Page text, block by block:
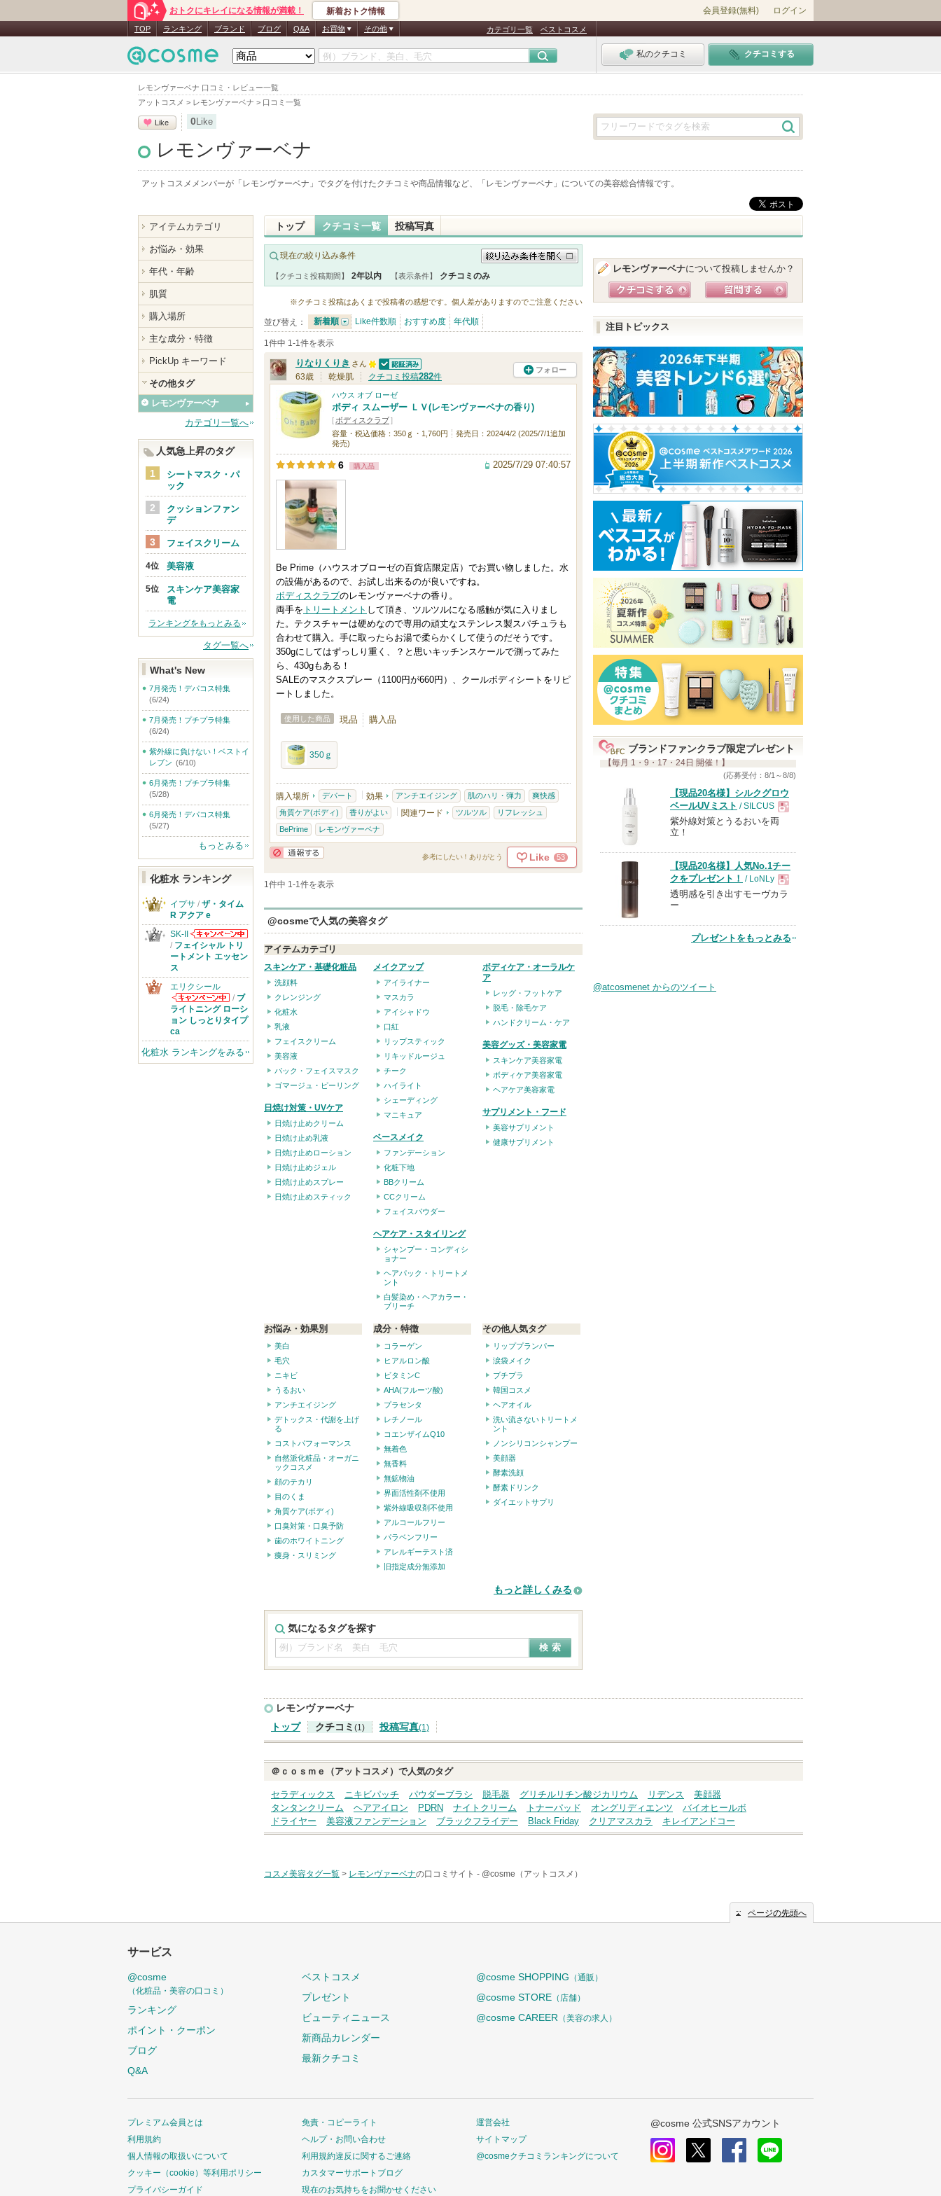
レモンヴァーベナ 口コミ・レビュー一覧
アットコスメ > レモンヴァーベナ > 口コミ一覧
おトクにキレイになる情報が満載！ 新着おトク情報 会員登録(無料) ログイン
TOP ランキング ブランド ブログ Q&A お買物 その他 カテゴリ一覧 ベストコスメ
私のクチコミ クチコミする
Like 0Like
レモンヴァーベナ
アットコスメメンバーが「 レモンヴァーベナ 」でタグを付けたクチコミや商品情報など、「 レモンヴァーベナ 」についての美容総合情報です。
トップ クチコミ一覧 投稿写真
現在の絞り込み条件
絞り込み条件を開く
【クチコミ投稿期間】 2年以内 【表示条件】 クチコミのみ
※クチコミ投稿はあくまで投稿者の感想です。個人差がありますのでご注意ください
並び替え： 新着順 Like件数順 おすすめ度 年代順
1件中 1-1件を表示
りなりくりき さん
1
0
0
人
上
に
お
気
に
入
さ
ま
す
認証済
63歳 乾燥肌 クチコミ投稿282件
フォロー
ハウス オブ ローゼ
ボディ スムーザー ＬＶ(レモンヴァーベナの香り)
[ ボディスクラブ]
容量・税込価格：350ｇ・1,760円
発売日：2024/4/2 (2025/7/1追加
発売)
6 購入品 2025/7/29 07:40:57
Be Prime（ハウスオブローゼの百貨店限定店）でお買い物しました。水
の設備があるので、お試し出来るのが良いですね。
ボディスクラブのレモンヴァーベナの香り。
両手を トリートメント して頂き、ツルツルになる感触が気に入りまし
た。テクスチャーは硬めなので専用の頑丈なステンレス製スパチュラも
合わせて購入。手に取ったらお湯で柔らかくして使うのだそうです。
350gにしてはずっしり重く、？と思いキッチンスケールで測ってみた
ら、430gもある！
SALEのマスクスプレー（1100円が660円）、クールボディシートをリピ
ートしました。
使用した商品 現品 購入品
350ｇ
購入場所 デパート 効果 アンチエイジング 肌のハリ・弾力
爽快感
角質ケア(ボディ)
香りがよい 関連ワード ツルツル
リフレッシュ
BePrime
レモンヴァーベナ
参考にしたい！ありがとう Like 53
1件中 1-1件を表示
@cosmeで人気の美容タグ
アイテムカテゴリ
スキンケア・基礎化粧品
洗顔料
クレンジング
化粧水
乳液
フェイスクリーム
美容液
パック・フェイスマスク
ゴマージュ・ピーリング
日焼け対策・UVケア
日焼け止めクリーム
日焼け止め乳液
日焼け止めローション
日焼け止めジェル
日焼け止めスプレー
日焼け止めスティック
メイクアップ
アイライナー
マスカラ
アイシャドウ
口紅
リップスティック
リキッドルージュ
チーク
ハイライト
シェーディング
マニキュア
ベースメイク
ファンデーション
化粧下地
BBクリーム
CCクリーム
フェイスパウダー
ヘアケア・スタイリング
シャンプー・コンディシ
ョナー
ヘアパック・トリートメ
ント
白髪染め・ヘアカラー・
ブリーチ
ボディケア・オーラルケ
ア
レッグ・フットケア
脱毛・除毛ケア
ハンドクリーム・ケア
美容グッズ・美容家電
スキンケア美容家電
ボディケア美容家電
ヘアケア美容家電
サプリメント・フード
美容サプリメント
健康サプリメント
お悩み・効果別
美白
毛穴
ニキビ
うるおい
アンチエイジング
デトックス・代謝を上げ
る
コストパフォーマンス
自然派化粧品・オーガニ
ックコスメ
顔のテカリ
目のくま
角質ケア(ボディ)
口臭対策・口臭予防
歯のホワイトニング
痩身・スリミング
成分・特徴
コラーゲン
ヒアルロン酸
ビタミンC
AHA(フルーツ酸)
プラセンタ
レチノール
コエンザイムQ10
無着色
無香料
無鉱物油
界面活性剤不使用
紫外線吸収剤不使用
アルコールフリー
パラベンフリー
アレルギーテスト済
旧指定成分無添加
その他人気タグ
リッププランパー
涙袋メイク
プチプラ
韓国コスメ
ヘアオイル
洗い流さないトリートメ
ント
ノンシリコンシャンプー
美顔器
酵素洗顔
酵素ドリンク
ダイエットサプリ
もっと詳しくみる
気になるタグを探す
レモンヴァーベナについて投稿しませんか？
注目トピックス
ブランドファンクラブ限定プレゼント
【毎月 1・9・17・24日 開催！】
(応募受付：8/1～8/8)
【現品20名様】シルクグロウ
ベールUVミスト / SILCUS
現
品
紫外線対策とうるおいを両
立！
【現品20名様】人気No.1チー
クをプレゼント！ / LoNLy
現
品
透明感を引き出すモーヴカラ
ー
プレゼントをもっとみる
@atcosmenet からのツイート
レモンヴァーベナ
トップ
クチコミ (1) 投稿写真(1)
＠ｃｏｓｍｅ（アットコスメ）で人気のタグ
セラディックス ニキビパッチ パウダーブラシ 脱毛器 グリチルリチン酸ジカリウム リデンス
美顔器
タンタンクリーム
ヘアアイロン PDRN ナイトクリーム トナーパッド オングリディエンツ
バイオヒールボ
ドライヤー
美容液ファンデーション ブラックフライデー Black Friday クリアマスカラ キレイアンドコー
コスメ美容タグ一覧 > レモンヴァーベナの口コミサイト - @cosme（アットコスメ）
アイテムカテゴリ
お悩み・効果
年代・年齢
肌質
購入場所
主な成分・特徴
PickUp キーワード
その他タグ
レモンヴァーベナ
カテゴリ一覧へ
人気急上昇のタグ
シートマスク・パ
ック
クッションファン
デ
フェイスクリーム
美容液
スキンケア美容家
電
ランキングをもっとみる
タグ一覧へ
What's New
7月発売！デパコス特集
(6/24)
7月発売！プチプラ特集
(6/24)
紫外線に負けない！ベストイ
レブン (6/10)
6月発売！プチプラ特集
(5/28)
6月発売！デパコス特集
(5/27)
もっとみる
化粧水 ランキング
イプサ / ザ・タイム
R アクア e
SK-II
SK-IIからのお
知らせがありま
/ フェイシャル トリ
ートメント エッセン
ス
エリクシール
エリクシールか
らのお知らせが
あります
/ ブ
ライトニング ローシ
ョン しっとりタイプ
ca
化粧水 ランキングをみる
ページの先頭へ
サービス
@cosme
（化粧品・美容の口コミ）
ランキング
ポイント・クーポン
ブログ
Q&A
ベストコスメ
プレゼント
ビューティニュース
新商品カレンダー
最新クチコミ
@cosme SHOPPING （通販）
@cosme STORE （店舗）
@cosme CAREER （美容の求人）
プレミアム会員とは
利用規約
個人情報の取扱いについて
クッキー（cookie）等利用ポリシー
プライバシーガイド
免責・コピーライト
ヘルプ・お問い合わせ
利用規約違反に関するご連絡
カスタマーサポートブログ
現在のお気持ちをお聞かせください
運営会社
サイトマップ
@cosmeクチコミランキングについて
@cosme 公式SNSアカウント